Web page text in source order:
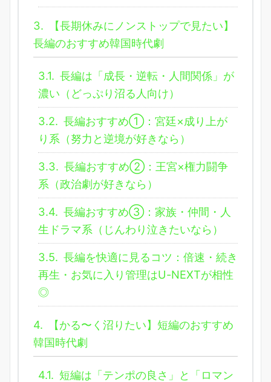
3.
【長期休みにノンストップで見たい】
長編のおすすめ韓国時代劇
3.1. 長編は「成長・逆転・人間関係」が
濃い（どっぷり沼る人向け）
3.2. 長編おすすめ①：宮廷×成り上が
り系（努力と逆境が好きなら）
3.3. 長編おすすめ②：王宮×権力闘争
系（政治劇が好きなら）
3.4. 長編おすすめ③：家族・仲間・人
生ドラマ系（じんわり泣きたいなら）
3.5. 長編を快適に見るコツ：倍速・続き
再生・お気に入り管理はU-NEXTが相性
◎
4.
【かる〜く沼りたい】短編のおすすめ
韓国時代劇
4.1. 短編は「テンポの良さ」と「ロマン